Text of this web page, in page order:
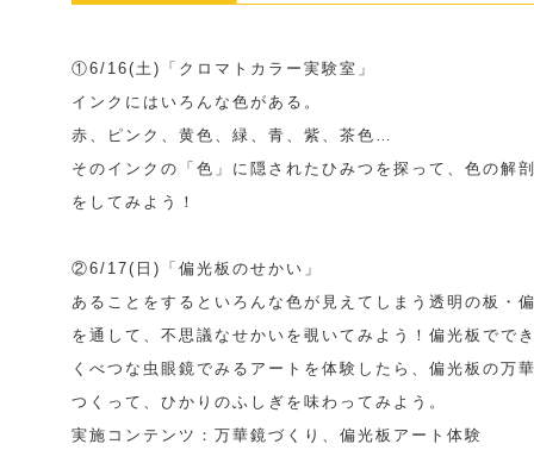
①6/16(土)「クロマトカラー実験室」
インクにはいろんな色がある。
赤、ピンク、黄色、緑、青、紫、茶色…
そのインクの「色」に隠されたひみつを探って、色の解
をしてみよう！
②6/17(日)「偏光板のせかい」
あることをするといろんな色が見えてしまう透明の板・
を通して、不思議なせかいを覗いてみよう！偏光板でで
くべつな虫眼鏡でみるアートを体験したら、偏光板の万
つくって、ひかりのふしぎを味わってみよう。
実施コンテンツ：万華鏡づくり、偏光板アート体験